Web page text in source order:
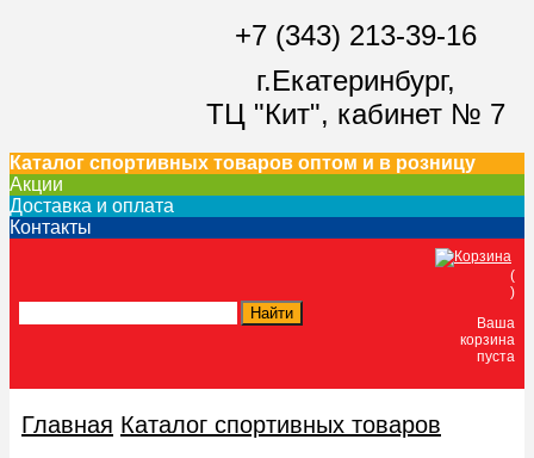
+7 (343) 213-39-16
г.Екатеринбург,
ТЦ "Кит", кабинет № 7
Каталог спортивных товаров оптом и в розницу
Акции
Доставка и оплата
Контакты
(
)
Ваша
корзина
пуста
Главная Каталог спортивных товаров